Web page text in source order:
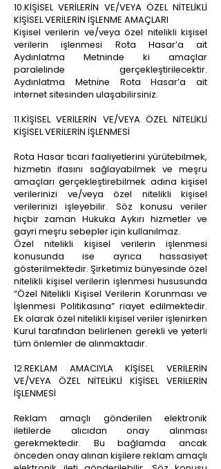
10.KİŞİSEL VERİLERİN VE/VEYA ÖZEL NİTELİKLİ
KİŞİSEL VERİLERİN İŞLENME AMAÇLARI
Kişisel verilerin ve/veya özel nitelikli kişisel
verilerin işlenmesi Rota Hasar’a ait
Aydınlatma Metninde ki amaçlar
paralelinde gerçekleştirilecektir.
Aydınlatma Metnine Rota Hasar’a ait
internet sitesinden ulaşabilirsiniz.
11.KİŞİSEL VERİLERİN VE/VEYA ÖZEL NİTELİKLİ
KİŞİSEL VERİLERİN İŞLENMESİ
Rota Hasar ticari faaliyetlerini yürütebilmek,
hizmetin ifasını sağlayabilmek ve meşru
amaçları gerçekleştirebilmek adına kişisel
verilerinizi ve/veya özel nitelikli kişisel
verilerinizi işleyebilir. Söz konusu veriler
hiçbir zaman Hukuka Aykırı hizmetler ve
gayri meşru sebepler için kullanılmaz.
Özel nitelikli kişisel verilerin işlenmesi
konusunda ise ayrıca hassasiyet
gösterilmektedir. Şirketimiz bünyesinde özel
nitelikli kişisel verilerin işlenmesi hususunda
“Özel Nitelikli Kişisel Verilerin Korunması ve
İşlenmesi Politikasına” riayet edilmektedir.
Ek olarak özel nitelikli kişisel veriler işlenirken
Kurul tarafından belirlenen gerekli ve yeterli
tüm önlemler de alınmaktadır.
12.REKLAM AMACIYLA KİŞİSEL VERİLERİN
VE/VEYA ÖZEL NİTELİKLİ KİŞİSEL VERİLERİN
İŞLENMESİ
Reklam amaçlı gönderilen elektronik
iletilerde alıcıdan onay alınması
gerekmektedir. Bu bağlamda ancak
önceden onay alınan kişilere reklam amaçlı